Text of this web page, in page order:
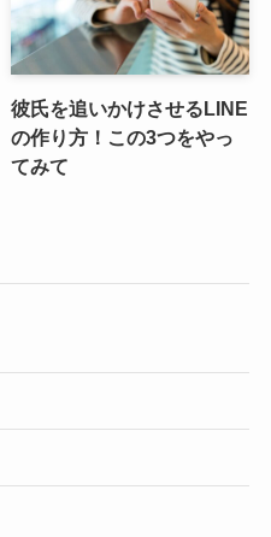
彼氏を追いかけさせるLINE
の作り方！この3つをやっ
てみて